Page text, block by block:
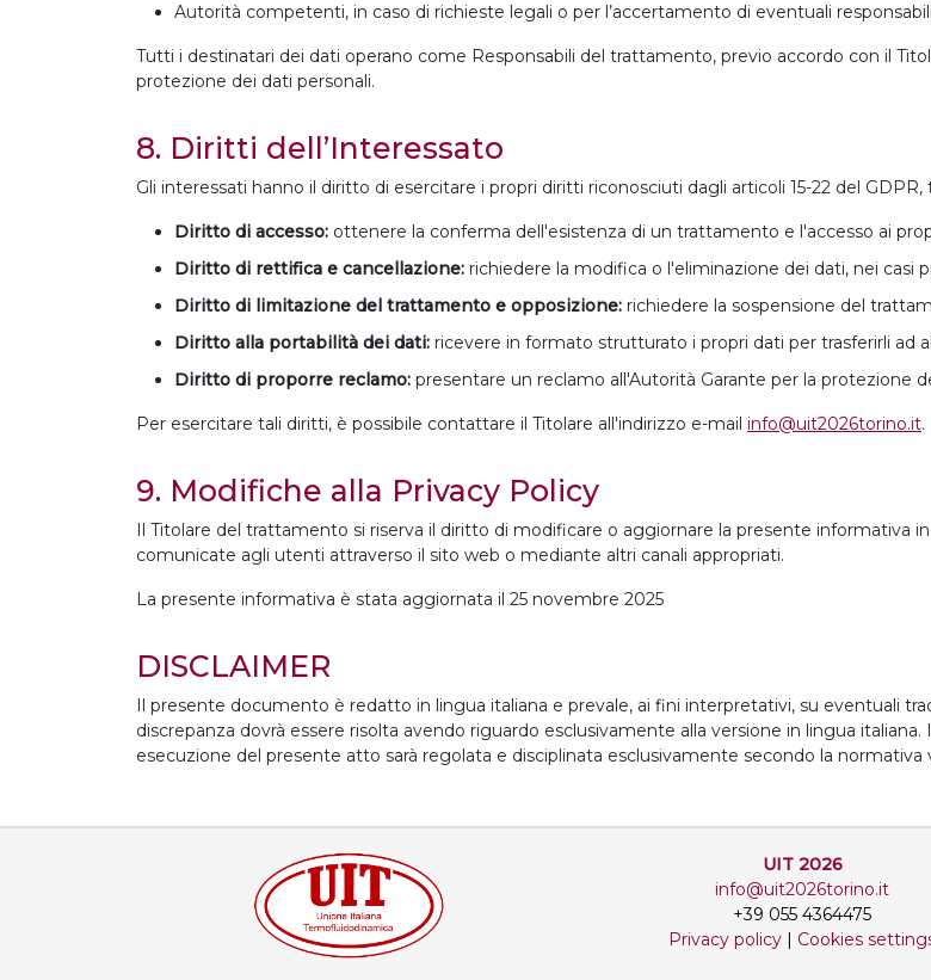
Autorità competenti, in caso di richieste legali o per l’accertamento di eventuali
Tutti i destinatari dei dati operano come Responsabili del trattamento, previo accordo con il
protezione dei dati personali.
8. Diritti dell’Interessato
Gli interessati hanno il diritto di esercitare i propri diritti riconosciuti dagli articoli 15-22 del GDPR,
Diritto di accesso: ottenere la conferma dell'esistenza di un trattamento e l'accesso ai
Diritto di rettifica e cancellazione: richiedere la modifica o l'eliminazione dei dati, nei casi
Diritto di limitazione del trattamento e opposizione: richiedere la sospensione del
Diritto alla portabilità dei dati: ricevere in formato strutturato i propri dati per trasferirli ad
Diritto di proporre reclamo: presentare un reclamo all'Autorità Garante per la protezione
Per esercitare tali diritti, è possibile contattare il Titolare all'indirizzo e-mail info@uit2026torino.it.
9. Modifiche alla Privacy Policy
Il Titolare del trattamento si riserva il diritto di modificare o aggiornare la presente informativa
comunicate agli utenti attraverso il sito web o mediante altri canali appropriati.
La presente informativa è stata aggiornata il 25 novembre 2025
DISCLAIMER
Il presente documento è redatto in lingua italiana e prevale, ai fini interpretativi, su eventuali
discrepanza dovrà essere risolta avendo riguardo esclusivamente alla versione in lingua
esecuzione del presente atto sarà regolata e disciplinata esclusivamente secondo la
UIT 2026
info@uit2026torino.it
+39 055 4364475
Privacy policy
Cookies